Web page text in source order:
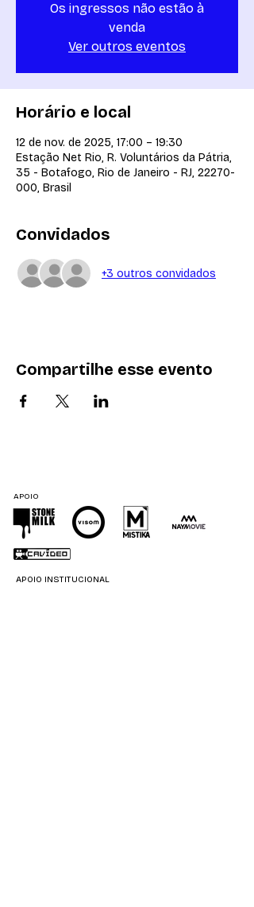
Os ingressos não estão à
venda
Ver outros eventos
Horário e local
12 de nov. de 2025, 17:00 – 19:30
Estação Net Rio, R. Voluntários da Pátria,
35 - Botafogo, Rio de Janeiro - RJ, 22270-
000, Brasil
Convidados
+3 outros convidados
Compartilhe esse evento
APOIO
APOIO INSTITUCIONAL